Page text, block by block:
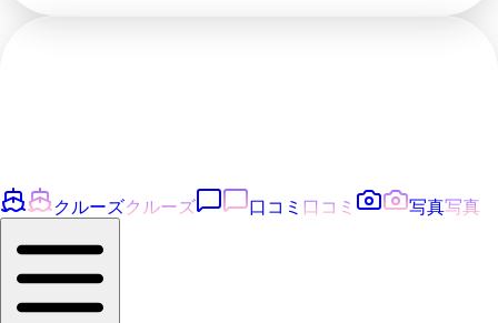
クルーズクルーズ 口コミ 口コミ 写真写真